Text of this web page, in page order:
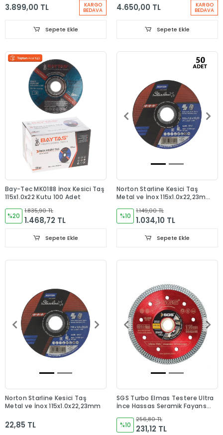
3.899,00 TL KARGO
BEDAVA
Sepete Ekle
4.650,00 TL KARGO
BEDAVA
Sepete Ekle
Bay-Tec MK0188 İnox Kesici Taş
115x1.0x22 Kutu 100 Adet
%20
1.835,90 TL
1.468,72 TL
Sepete Ekle
Norton Starline Kesici Taş
Metal ve İnox 115x1.0x22,23mm
%10
1.149,00 TL
1.034,10 TL
Sepete Ekle
Norton Starline Kesici Taş
Metal ve İnox 115x1.0x22,23mm
22,85 TL
SGS Turbo Elmas Testere Ultra
İnce Hassas Seramik Fayans
%10
256,80 TL
231,12 TL